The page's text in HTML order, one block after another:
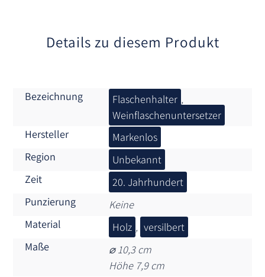
Details zu diesem Produkt
Bezeichnung Flaschenhalter ,
Weinflaschenuntersetzer
Hersteller
Markenlos
Region
Unbekannt
Zeit
20. Jahrhundert
Punzierung
Keine
Material
Holz , versilbert
Maße
⌀ 10,3 cm
Höhe 7,9 cm